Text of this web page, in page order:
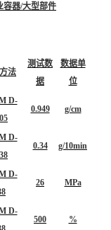
容器/大型部件
法
测试数
据
数据单
位
D-
0.949 g/cm
D-
0.34 g/10min
D-
26 MPa
D-
500 %